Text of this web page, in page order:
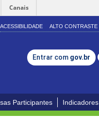
Canais
ACESSIBILIDADE ALTO CONTRASTE
Entrar com gov.br
Participantes Indicadores